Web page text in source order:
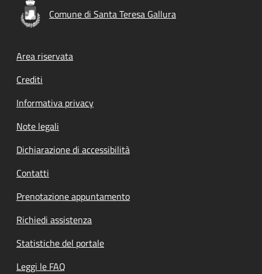
Comune di Santa Teresa Gallura
Footer menu
Area riservata
Crediti
Informativa privacy
Note legali
Dichiarazione di accessibilità
Contatti
Prenotazione appuntamento
Richiedi assistenza
Statistiche del portale
Leggi le FAQ